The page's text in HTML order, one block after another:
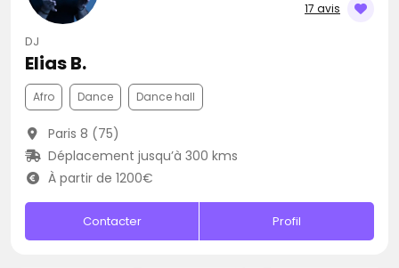
17 avis
DJ
Elias B.
Afro Dance Dance hall
Paris 8 (75)
Déplacement jusqu’à 300 kms
À partir de 1200€
Contacter Profil